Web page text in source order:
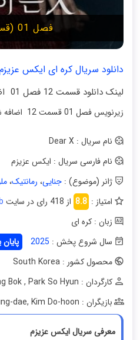
فصل 01 (قسمت 12)
دانلود سریال کره ای ایکس
لینک دانلود قسمت 12 فصل 01 اضافه شد
زیرنویس فصل 01 قسمت 12 اضافه شد
نام سریال : Dear X
نام فارسی سریال : ایکس عزیزم
ژانر (موضوع) :جنایی، رمانتیک،
امتیاز : 8.8 از 418 رای در سایت
زبان : کره ای
سال شروع پخش : 2025
پایان
محصول کشور : South Korea
کارگردان : Lee Eung Bok
, Park So Hyun
بازیگران : Kim Yoo-jung
dae, Kim Do-hoon
معرفی سریال ایکس عزیزم